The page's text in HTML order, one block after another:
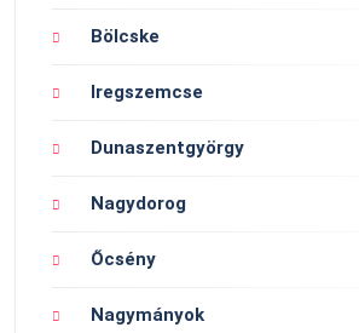
Bölcske
Iregszemcse
Dunaszentgyörgy
Nagydorog
Őcsény
Nagymányok